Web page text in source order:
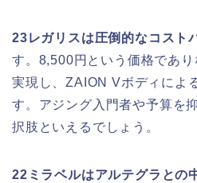
23レガリスは圧倒的なコスト
す。8,500円という価格であ
実現し、ZAION Vボディによ
す。アジング入門者や予算を
択肢といえるでしょう。
22ミラベルはアルテグラとの